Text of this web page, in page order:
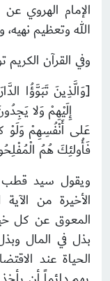
الإمام الهروي
الله وتعظيم
وفي القرآن
[وَالَّذِينَ تَبَوَّؤُا
إِلَيْهِمْ وَلا
عَلى أَنْفُسِهِمْ
فَأُولئِكَ هُمُ
ويقول سيد قطب
الأخيرة من
المعوق عن كل
بذل في المال
الحياة عند